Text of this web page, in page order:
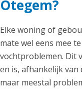
Otegem?
Elke woning of
mate wel eens mee
vochtproblemen. Dit
en is, afhankelijk van
maar meestal